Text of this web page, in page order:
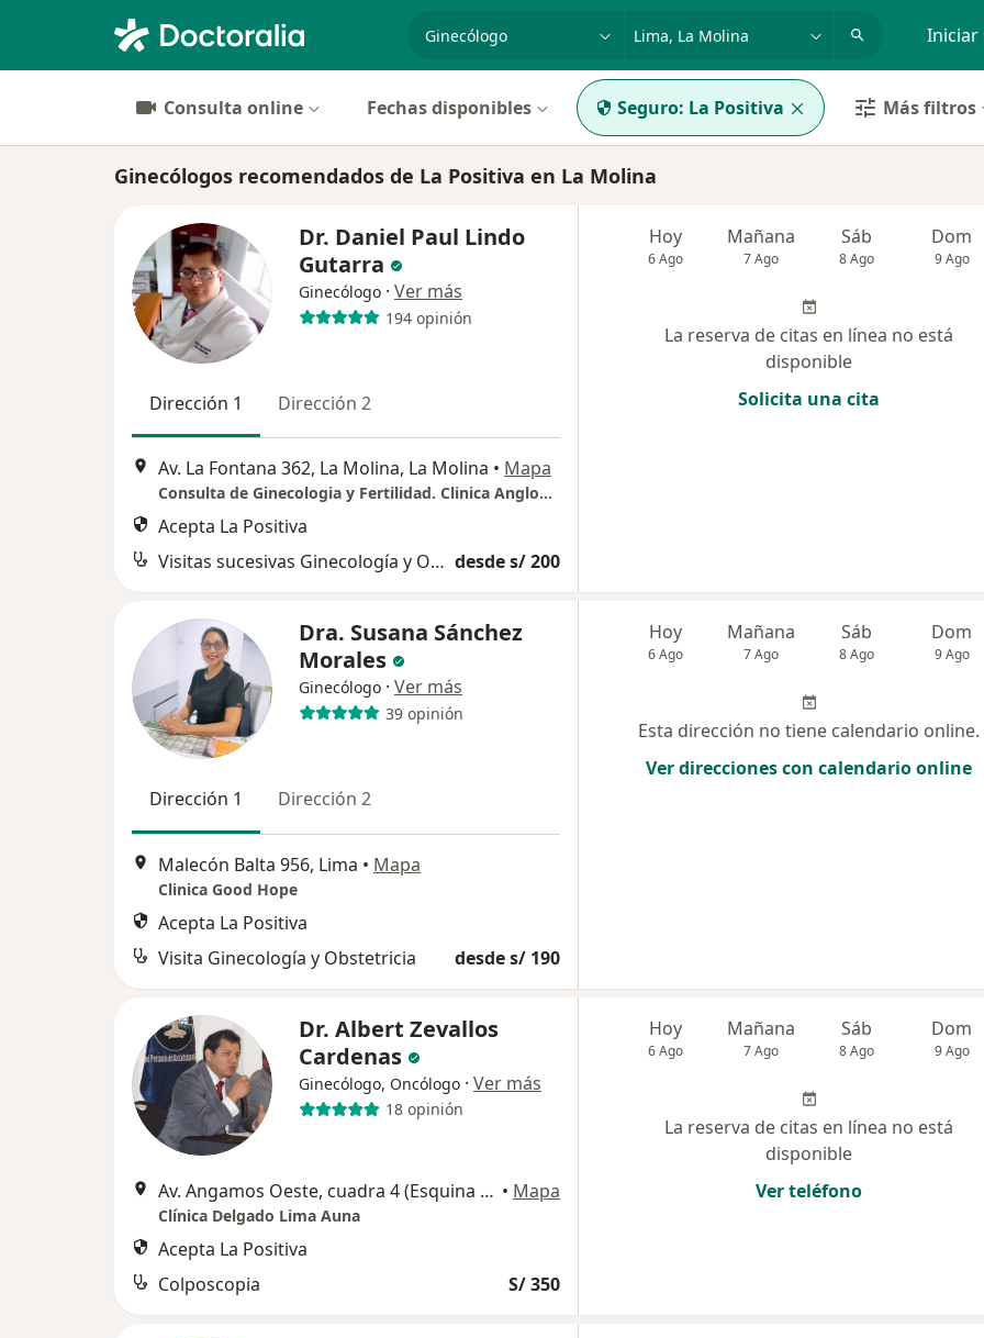
especialidad, enfermedad o nombre Iniciar
Consulta online Fechas disponibles Seguro: La Positiva Más filtros
Ginecólogos recomendados de La Positiva en La Molina
Dr. Daniel Paul Lindo
Gutarra
Ginecólogo · Ver más
194 opinión
Dirección 1 Dirección 2
Av. La Fontana 362, La Molina, La Molina • Mapa
Consulta de Ginecologia y Fertilidad. Clinica Angloamericana. La Molina
Acepta La Positiva
Visitas sucesivas Ginecología y Obstetricia desde s/ 200
Hoy
6 Ago
Mañana
7 Ago
Sáb
8 Ago
Dom
9 Ago
La reserva de citas en línea no está
disponible
Solicita una cita
Dra. Susana Sánchez
Morales
Ginecólogo · Ver más
39 opinión
Dirección 1 Dirección 2
Malecón Balta 956, Lima • Mapa
Clinica Good Hope
Acepta La Positiva
Visita Ginecología y Obstetricia
desde s/ 190
Hoy
6 Ago
Mañana
7 Ago
Sáb
8 Ago
Dom
9 Ago
Esta dirección no tiene calendario online.
Ver direcciones con calendario online
Dr. Albert Zevallos
Cardenas
Ginecólogo, Oncólogo · Ver más
18 opinión
Av. Angamos Oeste, cuadra 4 (Esquina con la calle General Borgoño), Miraflores • Mapa
Clínica Delgado Lima Auna
Acepta La Positiva
Colposcopia
S/ 350
Hoy
6 Ago
Mañana
7 Ago
Sáb
8 Ago
Dom
9 Ago
La reserva de citas en línea no está
disponible
Ver teléfono